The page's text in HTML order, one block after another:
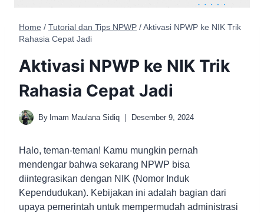
Home / Tutorial dan Tips NPWP / Aktivasi NPWP ke NIK Trik
Rahasia Cepat Jadi
Aktivasi NPWP ke NIK Trik
Rahasia Cepat Jadi
By Imam Maulana Sidiq Desember 9, 2024
Halo, teman-teman! Kamu mungkin pernah
mendengar bahwa sekarang NPWP bisa
diintegrasikan dengan NIK (Nomor Induk
Kependudukan). Kebijakan ini adalah bagian dari
upaya pemerintah untuk mempermudah administrasi